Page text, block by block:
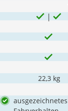
22,3 kg
ausgezeichnetes